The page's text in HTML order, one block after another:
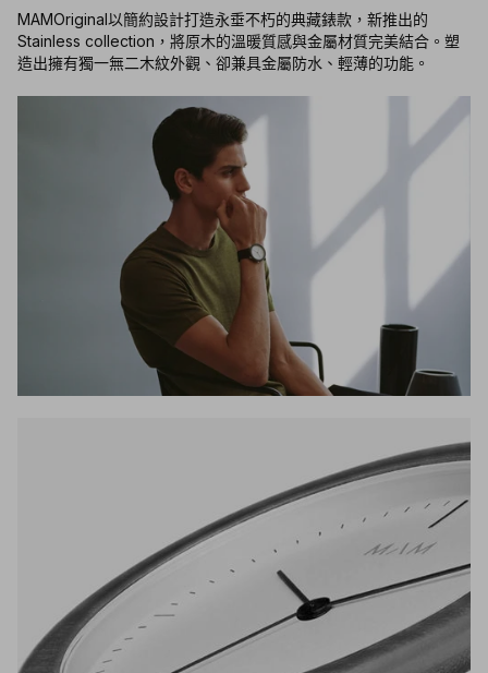
MAMOriginal以簡約設計打造永垂不朽的典藏錶款，新推出的
Stainless collection，將原木的溫暖質感與金屬材質完美結合。塑
造出擁有獨一無二木紋外觀、卻兼具金屬防水、輕薄的功能。